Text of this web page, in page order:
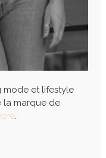
mode et lifestyle
la marque de
.